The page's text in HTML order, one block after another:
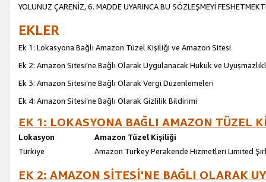
YOLUNUZ ÇARENİZ, 6. MADDE UYARINCA BU SÖZLEŞMEYİ
EKLER
Ek 1: Lokasyona Bağlı Amazon Tüzel Kişiliği ve Amazon Sitesi
Ek 2: Amazon Sitesi’ne Bağlı Olarak Uygulanacak Hukuk ve
Ek 3: Amazon Sitesi’ne Bağlı Olarak Vergi Düzenlemeleri
Ek 4: Amazon Sitesi’ne Bağlı Olarak Gizlilik Bildirimi
EK 1: LOKASYONA BAĞLI AMAZON TÜZEL
Lokasyon
Amazon Tüzel Kişiliği
Türkiye
Amazon Turkey Perakende Hizmetleri Limited
EK 2: AMAZON SİTESİ'NE BAĞLI OLARAK